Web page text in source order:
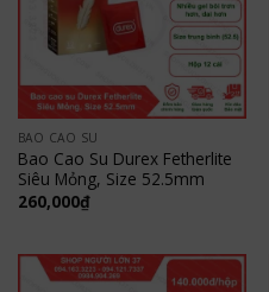
BAO CAO SU
Bao Cao Su Durex Fetherlite
Siêu Mỏng, Size 52.5mm
260,000₫